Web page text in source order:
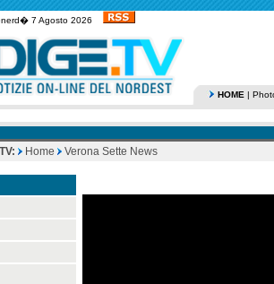
7 Agosto 2026
HOME |
Home Verona Sette News